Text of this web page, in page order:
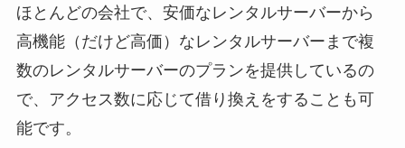
ほとんどの会社で、安価なレンタルサーバーから
高機能（だけど高価）なレンタルサーバーまで複
数のレンタルサーバーのプランを提供しているの
で、アクセス数に応じて借り換えをすることも可
能です。